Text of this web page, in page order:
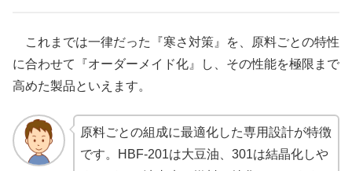
これまでは一律だった『寒さ対策』を、原料ごとの特性
に合わせて『オーダーメイド化』し、その性能を極限まで
高めた製品といえます。
原料ごとの組成に最適化した専用設計が特徴
です。HBF-201は大豆油、301は結晶化しや